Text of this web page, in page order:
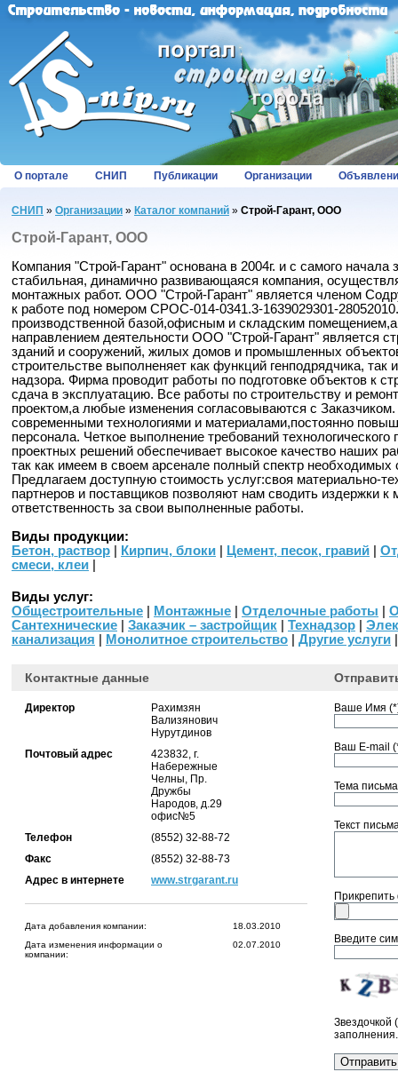
О портале СНИП Публикации Организации
СНИП » Организации » Каталог компаний » Строй-Гарант, ООО
Строй-Гарант, ООО
Компания "Строй-Гарант" основана в 2004г. и с самого начала
стабильная, динамично развивающаяся компания,
монтажных работ. ООО "Строй-Гарант" является членом
к работе под номером СРОС-014-0341.3-1639029301-
производственной базой,офисным и складским
направлением деятельности ООО "Строй-Гарант" является
зданий и сооружений, жилых домов и промышленных
строительстве выполненяет как функций генподрядчика, так
надзора. Фирма проводит работы по подготовке объектов к
сдача в эксплуатацию. Все работы по строительству и
проектом,а любые изменения согласовываются с
современными технологиями и материалами,постоянно
персонала. Четкое выполнение требований
проектных решений обеспечивает высокое качество наших
так как имеем в своем арсенале полный спектр необходимых
Предлагаем доступную стоимость услуг:своя материально-
партнеров и поставщиков позволяют нам сводить издержки
ответственность за свои выполненные работы.
Виды продукции:
Бетон, раствор
Кирпич, блоки Цемент, песок, гравий
смеси, клеи
Виды услуг:
Общестроительные
Монтажные Отделочные работы
Сантехнические
Заказчик – застройщик Технадзор
канализация
Монолитное строительство Другие услуги
Контактные данные
Директор
Рахимзян
Вализянович
Нурутдинов
Почтовый адрес
423832, г.
Набережные
Челны, Пр.
Дружбы
Народов, д.29
офис№5
Телефон
(8552) 32-88-72
Факс
(8552) 32-88-73
Адрес в интернете
www.strgarant.ru
Дата добавления компании:
18.03.2010
Дата изменения информации о
компании:
02.07.2010
Ваше Имя
Ваш E-mail
Тема
Текст
Введите
Звездочкой
заполнения.